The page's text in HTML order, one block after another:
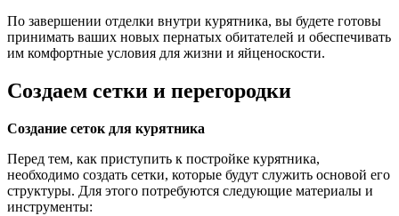
По завершении отделки внутри курятника, вы будете готовы
принимать ваших новых пернатых обитателей и обеспечивать
им комфортные условия для жизни и яйценоскости.
Создаем сетки и перегородки
Создание сеток для курятника
Перед тем, как приступить к постройке курятника,
необходимо создать сетки, которые будут служить основой его
структуры. Для этого потребуются следующие материалы и
инструменты: